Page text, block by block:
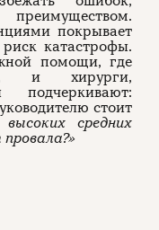
покрывает
катастрофы.
помощи, где
и хирурги,
стоит
средних